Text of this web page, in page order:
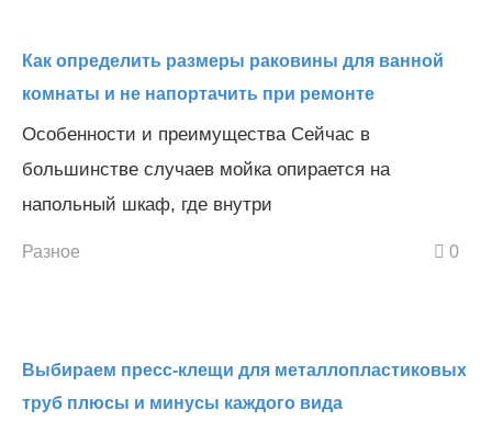
Как определить размеры раковины для ванной
комнаты и не напортачить при ремонте
Особенности и преимущества Сейчас в
большинстве случаев мойка опирается на
напольный шкаф, где внутри
Разное 0
Выбираем пресс-клещи для металлопластиковых
труб плюсы и минусы каждого вида